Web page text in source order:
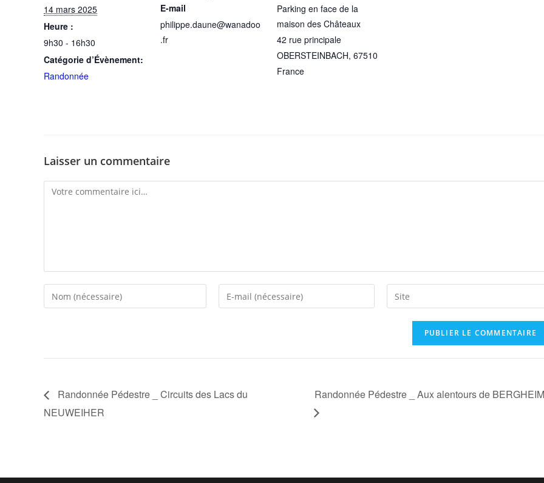
14 mars 2025
Heure :
9h30 - 16h30
Catégorie d’Évènement:
Randonnée
E-mail
philippe.daune@wanadoo
.fr
Parking en face de la
maison des Châteaux
42 rue principale
OBERSTEINBACH, 67510
France
Laisser un commentaire
Randonnée Pédestre _ Circuits des Lacs du
NEUWEIHER
Randonnée Pédestre _ Aux alentours de BERGHEIM